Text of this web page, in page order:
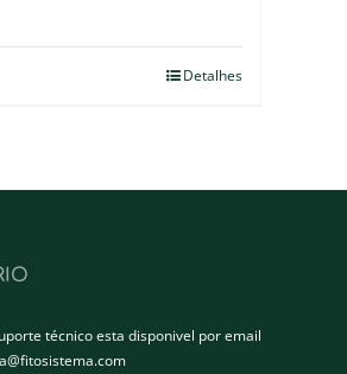
Detalhes
técnico esta disponivel por email